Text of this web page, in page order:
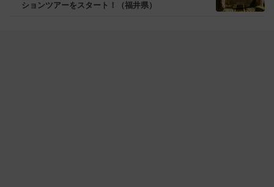
ションツアーをスタート！（福井県）